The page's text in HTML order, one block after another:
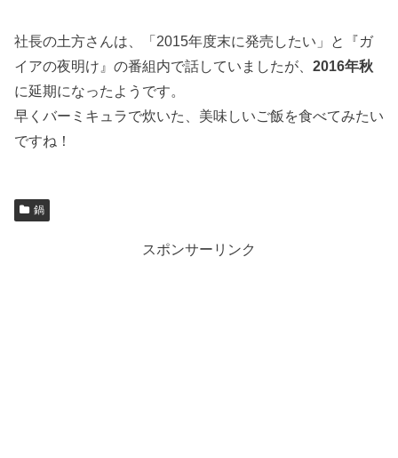
社長の土方さんは、「2015年度末に発売したい」と『ガ
イアの夜明け』の番組内で話していましたが、 2016年秋
に延期になったようです。
早くバーミキュラで炊いた、美味しいご飯を食べてみたい
ですね！
鍋
スポンサーリンク